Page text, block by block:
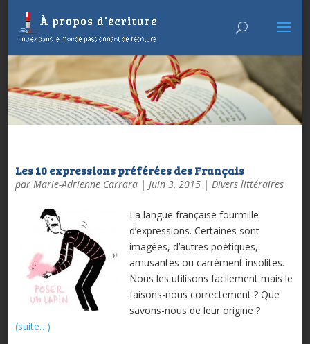
Les 10 expressions préférées des Français
par Marie-Adrienne Carrara| Juin 3, 2015| Divers littéraires
La langue française fourmille
d’expressions. Certaines sont
imagées, d’autres poétiques,
amusantes ou carrément insolites.
Nous les utilisons facilement mais le
faisons-nous correctement ? Que
savons-nous de leur origine ?
(suite…)